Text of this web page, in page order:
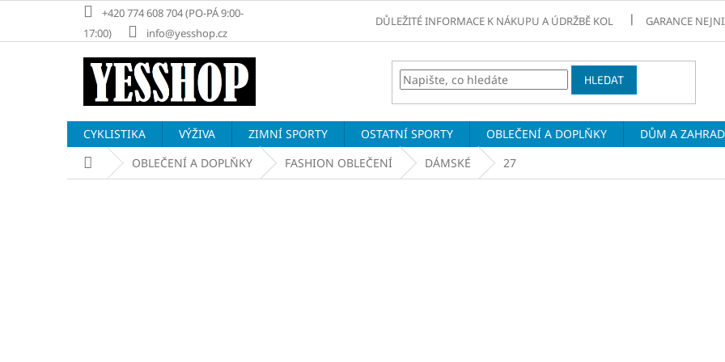
obsah
+420 774 608 704 (PO-PÁ 9:00-
17:00)
info@yesshop.cz
DŮLEŽITÉ INFORMACE K NÁKUPU A ÚDRŽBĚ KOL GARANCE
HLEDAT
CYKLISTIKA VÝŽIVA ZIMNÍ SPORTY OSTATNÍ SPORTY OBLEČENÍ A DOPLŇKY DŮM A
Domů OBLEČENÍ A DOPLŇKY FASHION OBLEČENÍ DÁMSKÉ 27